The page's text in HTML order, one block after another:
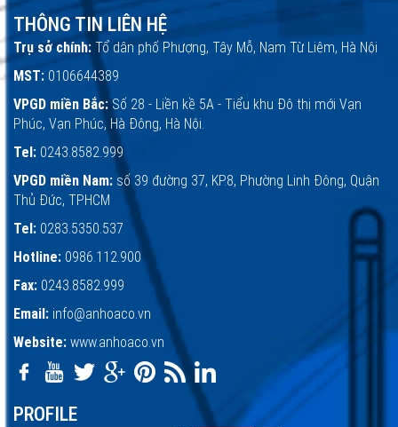
THÔNG TIN LIÊN HỆ
Trụ sở chính: Tổ dân phố Phượng, Tây Mỗ, Nam Từ Liêm, Hà Nội
MST: 0106644389
VPGD miền Bắc:Số 28 - Liền kề 5A - Tiểu khu Đô thị mới Vạn
Phúc, Vạn Phúc, Hà Đông, Hà Nội.
Tel: 0243.8582.999
VPGD miền Nam: số 39 đường 37, KP.8, Phường Linh Đông, Quận
Thủ Đức, TPHCM
Tel: 0283.5350.537
Hotline: 0986.112.900
Fax: 0243.8582.999
Email: info@anhoaco.vn
Website: www.anhoaco.vn
PROFILE